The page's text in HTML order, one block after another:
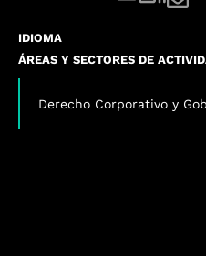
IDIOMA
ÁREAS Y SECTORES DE
Derecho Corporativo y